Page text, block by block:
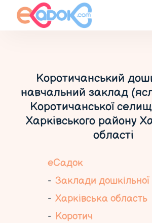
Коротичанський
навчальний заклад
Коротичанської
Харківського району
області
еСадок
Заклади дошкільної
Харківська область
Коротич